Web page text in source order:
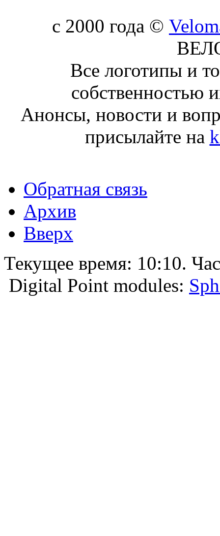
c 2000 года ©
Все логотипы и
собственностью
Анонсы, новости и
присылайте на
Обратная связь
Архив
Вверх
Текущее время: 10:10.
Digital Point modules: